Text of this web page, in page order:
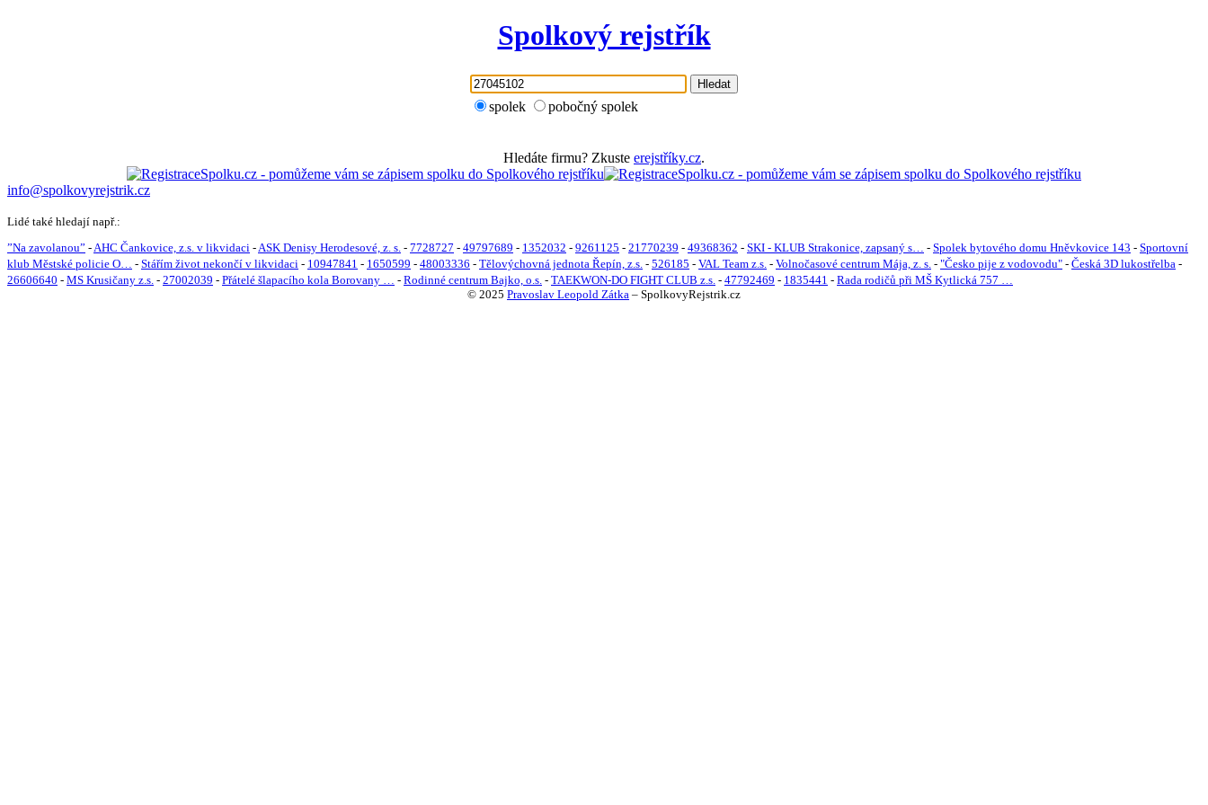
Spolkový rejstřík
Hledat
spolek pobočný spolek
Hledáte firmu? Zkuste erejstříky.cz.
info@spolkovyrejstrik.cz
Lidé také hledají např.:
”Na zavolanou” -AHC Čankovice, z.s. v likvidaci -ASK Denisy Herodesové, z. s. - 7728727 - 49797689 - 1352032 - 9261125 - 21770239 - 49368362 - SKI - KLUB Strakonice, zapsaný s… - Spolek bytového domu Hněvkovice 143 - Sportovní
klub Městské policie O… - Stářím život nekončí v likvidaci - 10947841 - 1650599 - 48003336 - Tělovýchovná jednota Řepín, z.s. - 526185 - VAL Team z.s. - Volnočasové centrum Mája, z. s. - "Česko pije z vodovodu" - Česká 3D lukostřelba -
26606640 - MS Krusičany z.s. - 27002039 - Přátelé šlapacího kola Borovany … - Rodinné centrum Bajko, o.s. - TAEKWON-DO FIGHT CLUB z.s. - 47792469 - 1835441 - Rada rodičů při MŠ Kytlická 757 …
© 2025 Pravoslav Leopold Zátka – SpolkovyRejstrik.cz